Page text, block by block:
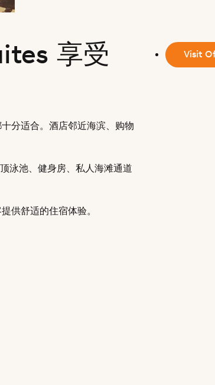
享受
分适合。酒店邻近海滨、购物
泳池、健身房、私人海滩通道
供舒适的住宿体验。
Visit